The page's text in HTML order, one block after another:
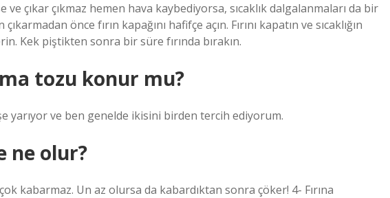
ve çıkar çıkmaz hemen hava kaybediyorsa, sıcaklık dalgalanmaları da bir
önce fırın kapağını hafifçe açın. Fırını kapatın ve sıcaklığın
Kek piştikten sonra bir süre fırında bırakın.
tozu konur mu?
yarıyor ve ben genelde ikisini birden tercih ediyorum.
ne olur?
kabarmaz. Un az olursa da kabardıktan sonra çöker! 4- Fırına